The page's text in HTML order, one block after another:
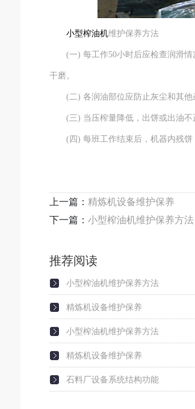
小型榨油机维护保养方法
(一) 每工作50小时后应检查润滑情
干磨。
(二) 各润油部位应防止灰尘和其他
(三) 当压榨量降低，出饼或出油不
(四) 每班工作结束后，机器内残饼
上一篇： 精炼机设备维护保养
下一篇： 小型榨油机维护保养方法
推荐阅读
小型榨油机维护保养方法
精炼机设备维护保养
小型榨油机维护保养方法
精炼机设备维护保养
石料厂设备系统结构功能